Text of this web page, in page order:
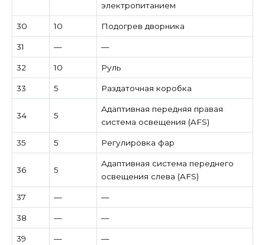
электропитанием
30 10 Подогрев дворника
31 — —
32 10 Руль
33 5 Раздаточная коробка
34 5
Адаптивная передняя правая
система освещения (AFS)
35 5 Регулировка фар
36 5
Адаптивная система переднего
освещения слева (AFS)
37 — —
38 — —
39 — —